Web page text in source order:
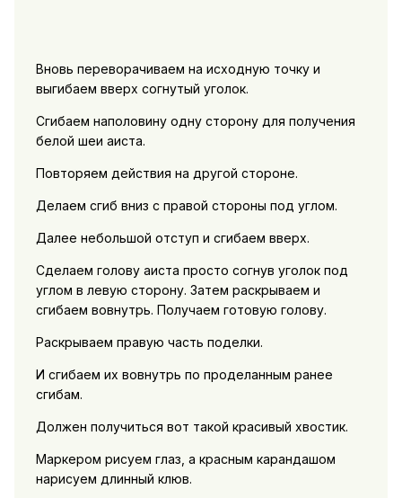
Вновь переворачиваем на исходную точку и
выгибаем вверх согнутый уголок.
Сгибаем наполовину одну сторону для получения
белой шеи аиста.
Повторяем действия на другой стороне.
Делаем сгиб вниз с правой стороны под углом.
Далее небольшой отступ и сгибаем вверх.
Сделаем голову аиста просто согнув уголок под
углом в левую сторону. Затем раскрываем и
сгибаем вовнутрь. Получаем готовую голову.
Раскрываем правую часть поделки.
И сгибаем их вовнутрь по проделанным ранее
сгибам.
Должен получиться вот такой красивый хвостик.
Маркером рисуем глаз, а красным карандашом
нарисуем длинный клюв.